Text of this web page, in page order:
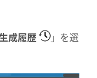
成履歴
」を選